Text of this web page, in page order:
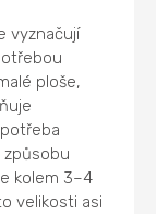
vyznačují
ploše,
kolem 3–4
velikosti asi